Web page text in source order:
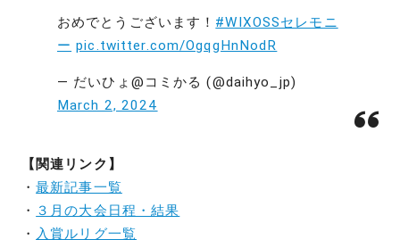
おめでとうございます！ #WIXOSSセレモニ
ー pic.twitter.com/OgqgHnNodR
— だいひょ@コミかる (@daihyo_jp)
March 2, 2024
【関連リンク】
・最新記事一覧
・ ３月の大会日程・結果
・ 入賞ルリグ一覧